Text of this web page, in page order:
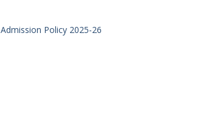
Admission Policy 2025-26